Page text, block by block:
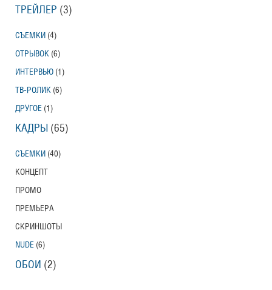
ТРЕЙЛЕР (3)
СЪЕМКИ (4)
ОТРЫВОК (6)
ИНТЕРВЬЮ (1)
ТВ-РОЛИК (6)
ДРУГОЕ (1)
КАДРЫ (65)
СЪЕМКИ (40)
КОНЦЕПТ
ПРОМО
ПРЕМЬЕРА
СКРИНШОТЫ
NUDE (6)
ОБОИ (2)